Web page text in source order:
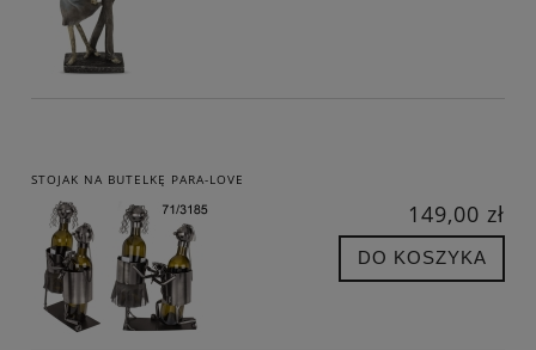
STOJAK NA BUTELKĘ PARA-LOVE
149,00 zł
DO KOSZYKA